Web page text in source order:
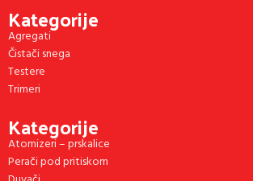
Kategorije
Agregati
Čistači snega
Testere
Trimeri
Kategorije
Atomizeri – prskalice
Perači pod pritiskom